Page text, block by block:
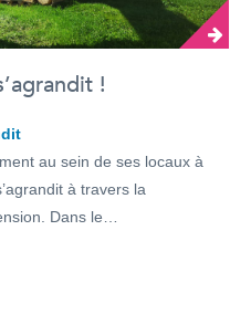
!
au sein de ses locaux à
à travers la
Dans le…